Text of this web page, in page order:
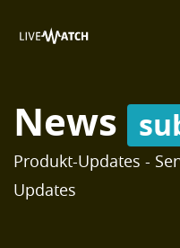
News
Produkt-Updates -
Updates